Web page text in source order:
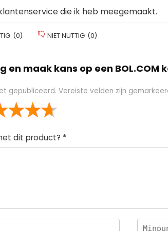
die ik heb meegemaakt.
(0) NIET NUTTIG (0)
en maak kans op een
gepubliceerd. Vereiste velden zijn
dit product? *